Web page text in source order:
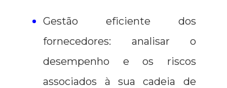
Gestão eficiente dos
fornecedores: analisar o
desempenho e os riscos
associados à sua cadeia de